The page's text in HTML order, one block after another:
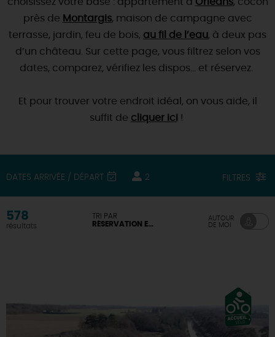
TOUTES LES ACTIVITÉS
et créatives
Vins et
vignobles
une aire de pique-nique
Que rapporter du Loiret ?
TOUT L'ART DE VIVRE
Des vacances auprès des animaux 🐎
(re)Découvrir les coulisses de la Faïencerie de
Gien !
Expérimenterles parcours Baludik🕵️
Une saison de festivals 🎉
Rendez-vous de la nature en 2026
Programme des animations "Loiret au fil de l'eau"
2026
SE REPÉRER,SE DÉPLACER
INFOS &SERVICES
RÉSERVERMAINTENANT
près de Montargis, maison de campagne avec
terrasse, jardin, feu de bois, au fil de l’eau, à deux pas
d’un château. Sur cette page, vous filtrez selon vos
dates, comparez, vérifiez les dispos… et réservez.
Et pour trouver votre endroit idéal, on vous aide, il
suffit de cliquer ici !
DATES ARRIVÉE / DÉPART 2 FILTRES
578
résultats
TRI PAR
RÉSERVATION EN LIGNE DISPONIBLE
AUTOUR
DE MOI